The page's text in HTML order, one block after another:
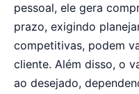
pessoal, ele gera
prazo, exigindo
competitivas, podem
cliente. Além disso, o
ao desejado,